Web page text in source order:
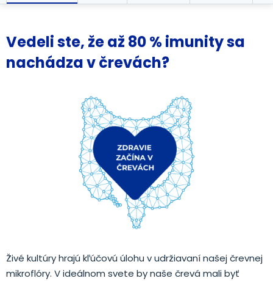
Vedeli ste, že až 80 % imunity sa
nachádza v črevách?
Živé kultúry hrajú kľúčovú úlohu v udržiavaní našej črevnej
mikroflóry. V ideálnom svete by naše črevá mali byť